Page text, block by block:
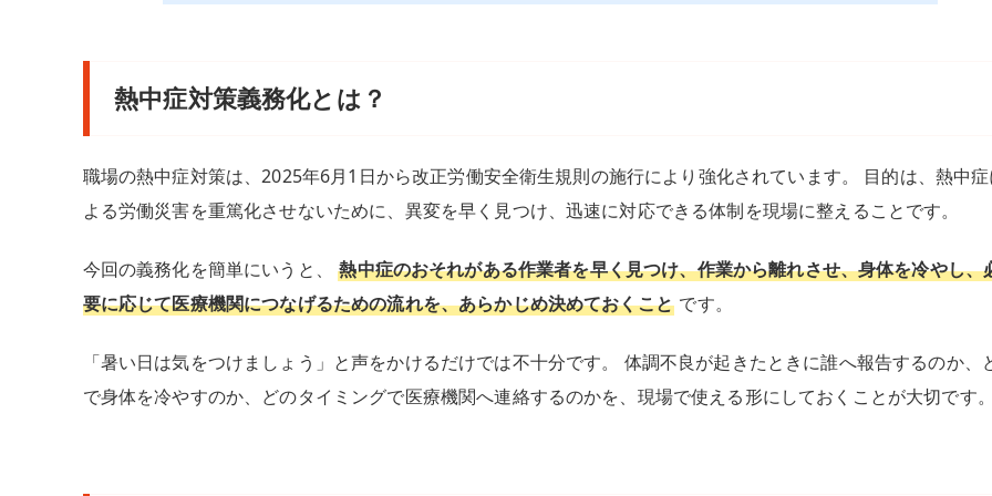
熱中症対策義務化とは？
職場の熱中症対策は、2025年6月1日から改正労働安全衛生規則の施行により強化されています。 目的は、熱中症
よる労働災害を重篤化させないために、異変を早く見つけ、迅速に対応できる体制を現場に整えることです。
今回の義務化を簡単にいうと、熱中症のおそれがある作業者を早く見つけ、作業から離れさせ、身体を冷やし、
要に応じて医療機関につなげるための流れを、あらかじめ決めておくこと です。
「暑い日は気をつけましょう」と声をかけるだけでは不十分です。 体調不良が起きたときに誰へ報告するのか、
で身体を冷やすのか、どのタイミングで医療機関へ連絡するのかを、現場で使える形にしておくことが大切です。